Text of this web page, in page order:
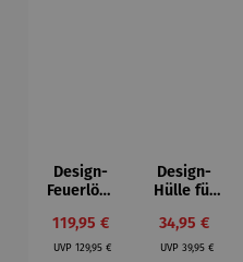
Design-
Feuerlösc
Edition
Verkaufspreis:
119,95 €
UVPRegulärer Preis:
129,95 €
Design-
Hülle für
zschachtel
n
34,95 €
UVP Regulärer
39,95 €